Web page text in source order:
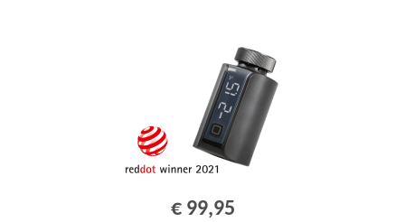
€ 99,95